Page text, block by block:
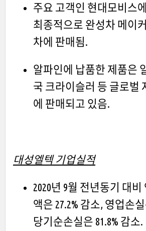
주요 고객인 현대모비스
최종적으로 완성차 메이
차에 판매됨.
알파인에 납품한 제품은
국 크라이슬러 등 글로벌
에 판매되고 있음.
대성엘텍 기업실적
2020년 9월 전년동기 대
액은 27.2% 감소, 영업손
당기순손실은 81.8% 감소.